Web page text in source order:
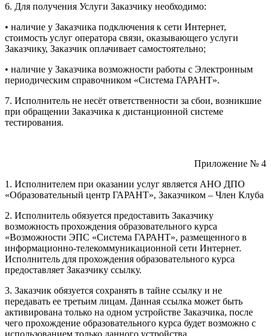
6. Для получения Услуги Заказчику необходимо:
• наличие у Заказчика подключения к сети Интернет,
стоимость услуг оператора связи, оказывающего услуги
Заказчику, Заказчик оплачивает самостоятельно;
• наличие у Заказчика возможности работы с Электронным
периодическим справочником «Система ГАРАНТ».
7. Исполнитель не несёт ответственности за сбои, возникшие
при обращении Заказчика к дистанционной системе
тестирования.
Приложение № 4
1. Исполнителем при оказании услуг является АНО ДПО
«Образовательный центр ГАРАНТ», Заказчиком – Член Клуба
2. Исполнитель обязуется предоставить Заказчику
возможность прохождения образовательного курса
«Возможности ЭПС «Система ГАРАНТ», размещенного в
информационно-телекоммуникационной сети Интернет.
Исполнитель для прохождения образовательного курса
предоставляет Заказчику ссылку.
3. Заказчик обязуется сохранять в тайне ссылку и не
передавать ее третьим лицам. Данная ссылка может быть
активирована только на одном устройстве Заказчика, после
чего прохождение образовательного курса будет возможно с
использованием только данного устройства.